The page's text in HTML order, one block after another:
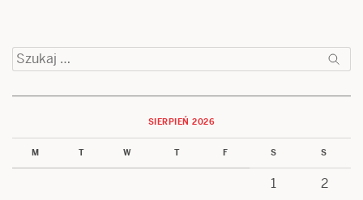
Szukaj:
SIERPIEŃ 2026
M T W T F S S
1
2